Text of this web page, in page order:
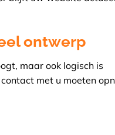
ontwerp
maar ook logisch is
met u moeten